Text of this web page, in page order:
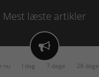
Mest læste artikler

nu I dag 7 dage 28 dage